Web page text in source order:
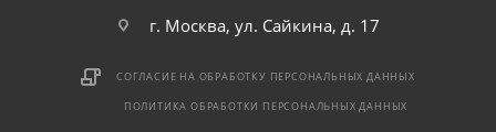
г. Москва, ул. Сайкина, д. 17
СОГЛАСИЕ НА ОБРАБОТКУ ПЕРСОНАЛЬНЫХ ДАННЫХ
ПОЛИТИКА ОБРАБОТКИ ПЕРСОНАЛЬНЫХ ДАННЫХ